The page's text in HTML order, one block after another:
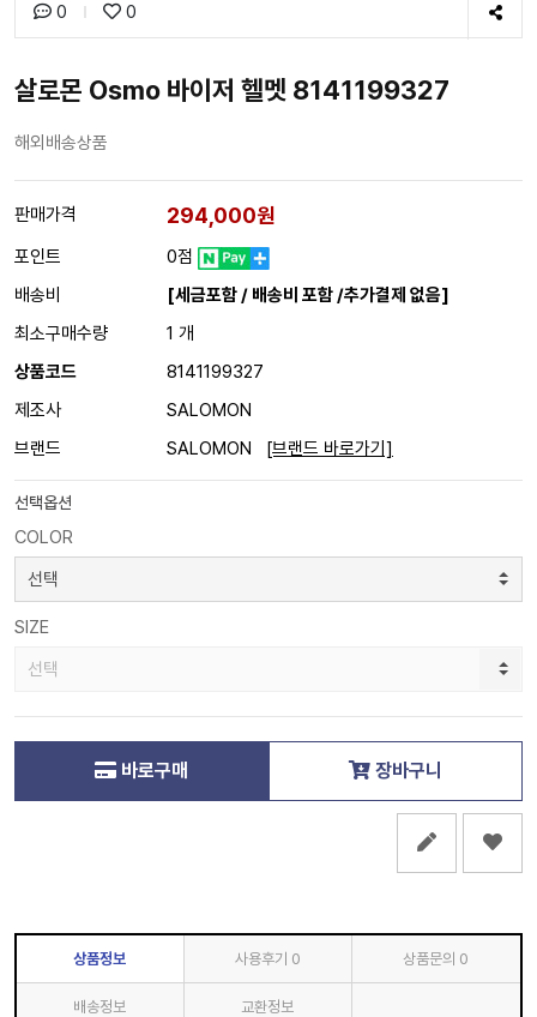
0 0
살로몬 Osmo 바이저 헬멧 8141199327
해외배송상품
판매가격 294,000원
포인트
0점
배송비
[세금포함 / 배송비 포함 /추가결제 없음]
최소구매수량
1 개
상품코드
8141199327
제조사
SALOMON
브랜드
SALOMON [브랜드 바로가기]
선택옵션
COLOR
SIZE
바로구매 장바구니
상품정보 사용후기 0 상품문의 0
배송정보 교환정보